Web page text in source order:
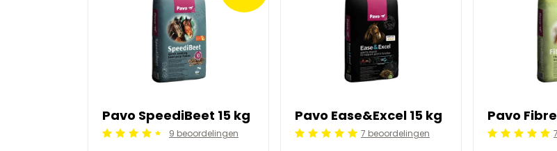
Pavo SpeediBeet 15 kg
Beoordeling: 4.5/59 beoordelingen
Pavo Ease&Excel 15 kg
Beoordeling: 5/57 beoordelingen Beoordeling: